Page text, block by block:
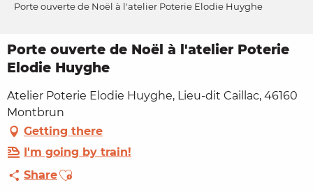
Porte ouverte de Noël à l'atelier Poterie Elodie Huyghe
Porte ouverte de Noël à l'atelier Poterie
Elodie Huyghe
Atelier Poterie Elodie Huyghe, Lieu-dit Caillac, 46160
Montbrun
Getting there
I'm going by train!
ShareAjouter aux favoris